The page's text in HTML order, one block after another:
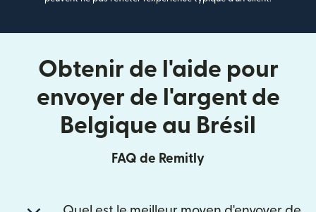
Obtenir de l'aide pour
envoyer de l'argent de
Belgique au Brésil
FAQ de Remitly